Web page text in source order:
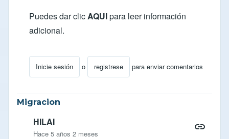
Puedes dar clicAQUIpara leer información
adicional.
Inicie sesión o registrese para enviar comentarios
En respuesta a Hola OrlandoporOdaniel
Migracion
HILAI
Hace 5 años 2 meses